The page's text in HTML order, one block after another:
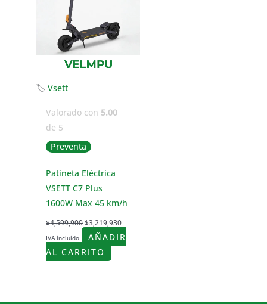
🏷Vsett
Valorado con 5.00
de 5
Preventa
Patineta Eléctrica
VSETT C7 Plus
1600W Max 45 km/h
$4,599,900$3,219,930
IVA incluido
AÑADIR
AL CARRITO